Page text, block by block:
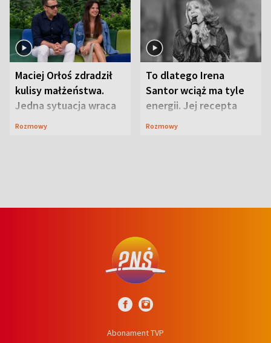
Maciej Orłoś zdradził
kulisy małżeństwa.
Jedna sytuacja wraca
jak bumerang
Rozmowy
To dlatego Irena
Santor wciąż ma tyle
energii. Jej recepta
jest zaskakująco
Rozmowy
Abonament TVP